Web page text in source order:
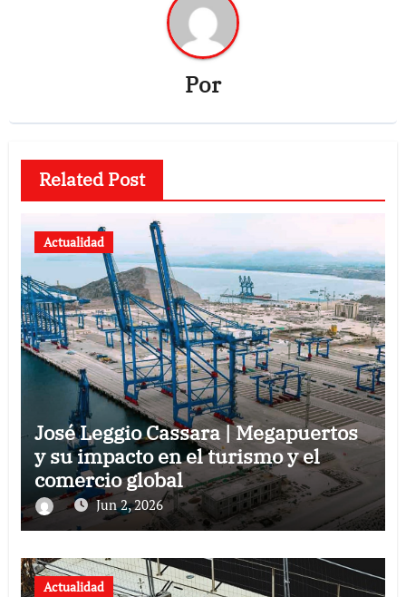
Por
Related Post
Actualidad
José Leggio Cassara | Megapuertos
y su impacto en el turismo y el
comercio global
Jun 2, 2026
Actualidad